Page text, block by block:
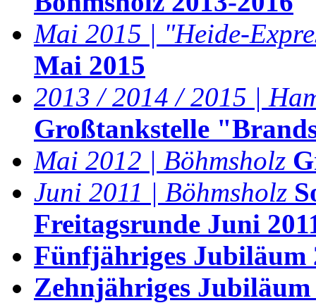
Mai 2015 | "Heide-
Mai 2015
2013 / 2014 / 2015 |
Großtankstelle
Mai 2012 | Böhmsholz
Juni 2011 | Böhmsholz
Freitagsrunde Juni
Fünfjähriges Jubiläum
Zehnjähriges Jubiläum